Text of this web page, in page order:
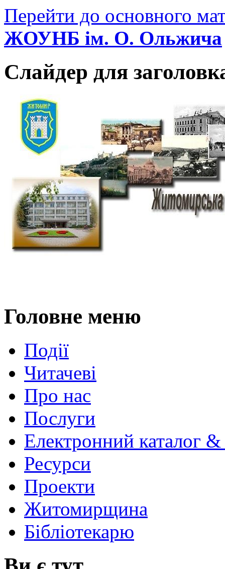
Перейти до основного
ЖОУНБ ім. О. Ольжича
Слайдер для
Головне меню
Події
Читачеві
Про нас
Послуги
Електронний каталог
Ресурси
Проекти
Житомирщина
Бібліотекарю